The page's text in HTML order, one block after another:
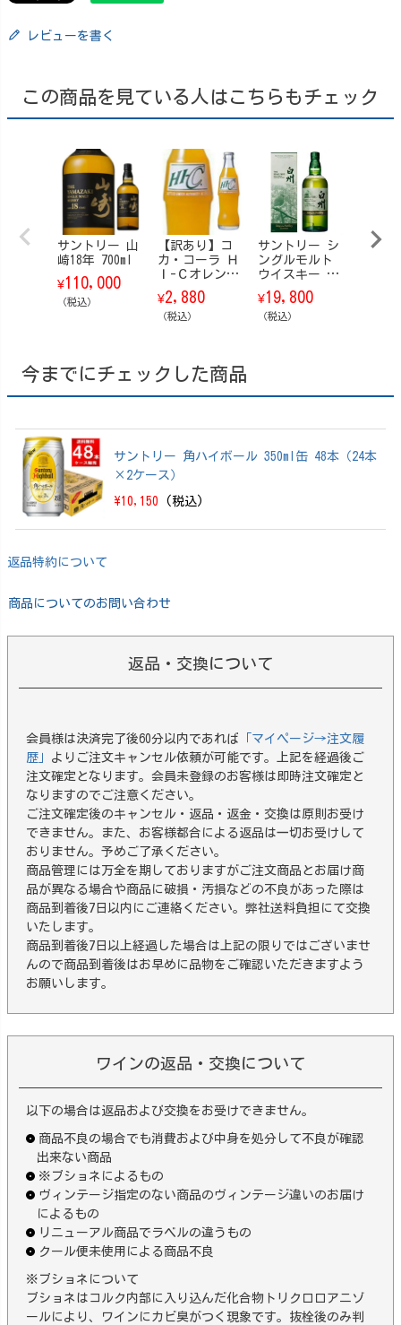
レビューを書く
この商品を見ている人はこちらもチェック
サントリー 山
崎18年 700ml
¥110,000
（税込）
【訳あり】コ
カ・コーラ Ｈ
Ｉ-Ｃオレンジ
瓶 200ml 24
本/ケース
¥2,880
（税込）
サントリー シ
ングルモルト
ウイスキー 白
州 Story of t
he Distillery
（ストーリ
¥19,800
（税込）
サン
今までにチェックした商品
サントリー 角ハイボール 350ml缶 48本（24本
×2ケース）
\10,150 (税込)
返品特約について
商品についてのお問い合わせ
返品・交換について
会員様は決済完了後60分以内であれば 「マイページ→注文履
歴」 よりご注文キャンセル依頼が可能です。上記を経過後ご
注文確定となります。会員未登録のお客様は即時注文確定と
なりますのでご注意ください。
ご注文確定後のキャンセル・返品・返金・交換は原則お受け
できません。また、お客様都合による返品は一切お受けして
おりません。予めご了承ください。
商品管理には万全を期しておりますがご注文商品とお届け商
品が異なる場合や商品に破損・汚損などの不良があった際は
商品到着後7日以内にご連絡ください。弊社送料負担にて交換
いたします。
商品到着後7日以上経過した場合は上記の限りではございませ
んので商品到着後はお早めに品物をご確認いただきますよう
お願いします。
ワインの返品・交換について
以下の場合は返品および交換をお受けできません。
商品不良の場合でも消費および中身を処分して不良が確認
出来ない商品
※ブショネによるもの
ヴィンテージ指定のない商品のヴィンテージ違いのお届け
によるもの
リニューアル商品でラベルの違うもの
クール便未使用による商品不良
※ブショネについて
ブショネはコルク内部に入り込んだ化合物トリクロロアニゾ
ールにより、ワインにカビ臭がつく現象です。抜栓後のみ判